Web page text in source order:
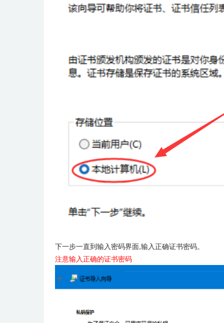
下一步一直到输入密码界面,输入正确证书密码。
注意输入正确的证书密码